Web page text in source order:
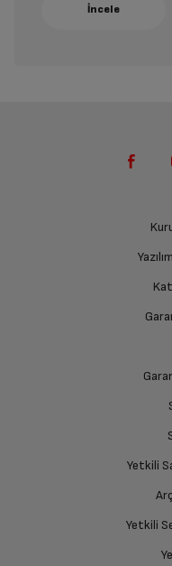
Yetkili
Yetkili